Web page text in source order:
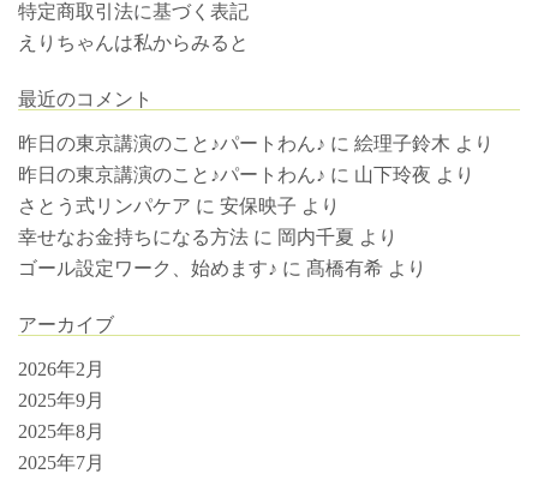
特定商取引法に基づく表記
えりちゃんは私からみると
最近のコメント
昨日の東京講演のこと♪パートわん♪ に 絵理子鈴木 より
昨日の東京講演のこと♪パートわん♪ に 山下玲夜 より
さとう式リンパケア に 安保映子 より
幸せなお金持ちになる方法 に 岡内千夏 より
ゴール設定ワーク、始めます♪ に 髙橋有希 より
アーカイブ
2026年2月
2025年9月
2025年8月
2025年7月